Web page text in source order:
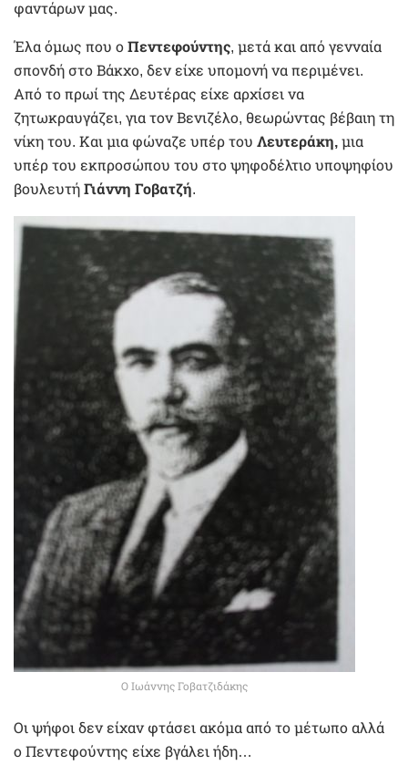
φαντάρων μας.
Έλα όμως που ο Πεντεφούντης, μετά και από γενναία
σπονδή στο Βάκχο, δεν είχε υπομονή να περιμένει.
Από το πρωί της Δευτέρας είχε αρχίσει να
ζητωκραυγάζει, για τον Βενιζέλο, θεωρώντας βέβαιη τη
νίκη του. Και μια φώναζε υπέρ του Λευτεράκη, μια
υπέρ του εκπροσώπου του στο ψηφοδέλτιο υποψηφίου
βουλευτή Γιάννη Γοβατζή.
Ο Ιωάννης Γοβατζιδάκης
Οι ψήφοι δεν είχαν φτάσει ακόμα από το μέτωπο αλλά
ο Πεντεφούντης είχε βγάλει ήδη…